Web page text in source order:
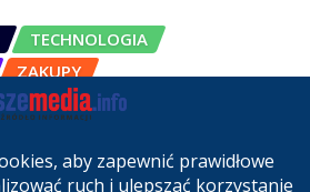
TECHNOLOGIA
ZAKUPY
alternatywą dla